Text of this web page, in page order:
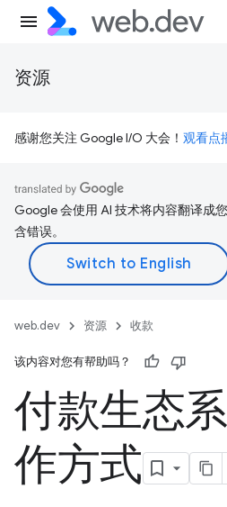
资源
感谢您关注 Google I/O 大会！ 观看点
Google 会使用 AI 技术将内容翻译成
含错误。
web.dev 资源 收款
该内容对您有帮助吗？
付款生态
作方式